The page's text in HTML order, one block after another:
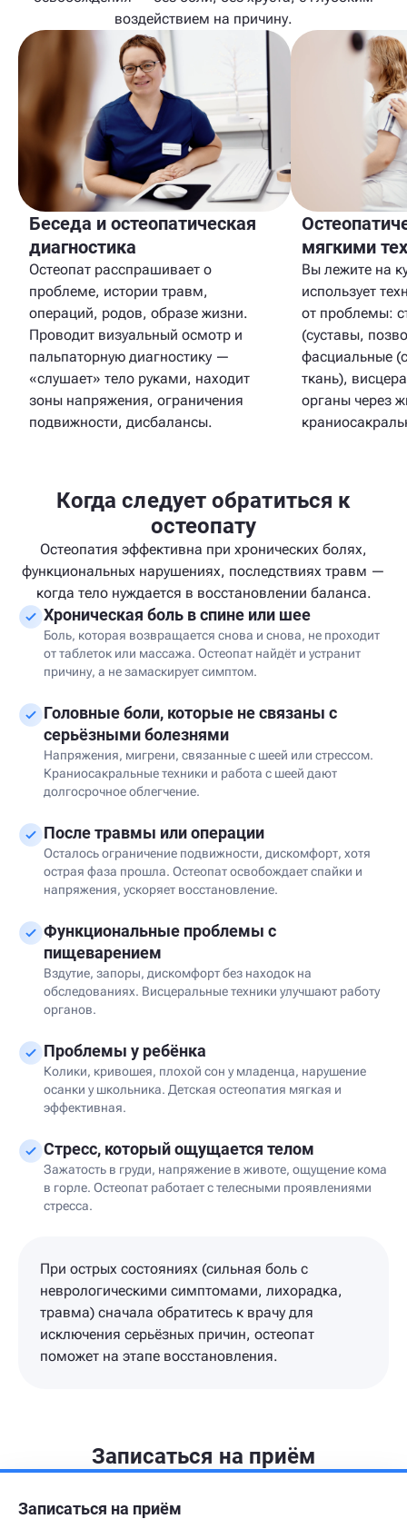
воздействием на причину.
Беседа и остеопатическая
диагностика
Остеопат расспрашивает о
проблеме, истории травм,
операций, родов, образе жизни.
Проводит визуальный осмотр и
пальпаторную диагностику —
«слушает» тело руками, находит
зоны напряжения, ограничения
подвижности, дисбалансы.
мягкими
Вы лежите на
использует
от проблемы:
(суставы,
фасциальные
ткань),
органы через
Когда следует обратиться к
остеопату
Остеопатия эффективна при хронических болях,
функциональных нарушениях, последствиях травм —
когда тело нуждается в восстановлении баланса.
Хроническая боль в спине или шее
Боль, которая возвращается снова и снова, не проходит
от таблеток или массажа. Остеопат найдёт и устранит
причину, а не замаскирует симптом.
Головные боли, которые не связаны с
серьёзными болезнями
Напряжения, мигрени, связанные с шеей или стрессом.
Краниосакральные техники и работа с шеей дают
долгосрочное облегчение.
После травмы или операции
Осталось ограничение подвижности, дискомфорт, хотя
острая фаза прошла. Остеопат освобождает спайки и
напряжения, ускоряет восстановление.
Функциональные проблемы с
пищеварением
Вздутие, запоры, дискомфорт без находок на
обследованиях. Висцеральные техники улучшают работу
органов.
Проблемы у ребёнка
Колики, кривошея, плохой сон у младенца, нарушение
осанки у школьника. Детская остеопатия мягкая и
эффективная.
Стресс, который ощущается телом
Зажатость в груди, напряжение в животе, ощущение кома
в горле. Остеопат работает с телесными проявлениями
стресса.
При острых состояниях (сильная боль с
неврологическими симптомами, лихорадка,
травма) сначала обратитесь к врачу для
исключения серьёзных причин, остеопат
поможет на этапе восстановления.
Записаться на приём
Записаться на приём